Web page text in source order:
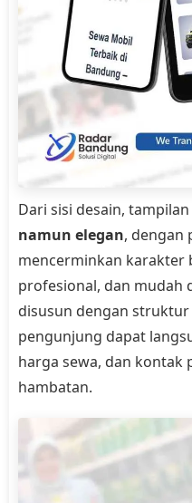
Dari sisi desain,
namun elegan, dengan
mencerminkan
profesional, dan mudah
disusun dengan
pengunjung dapat
harga sewa, dan kontak
hambatan.